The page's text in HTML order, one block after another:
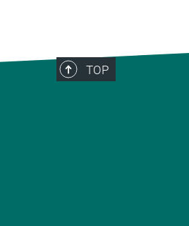
TOP